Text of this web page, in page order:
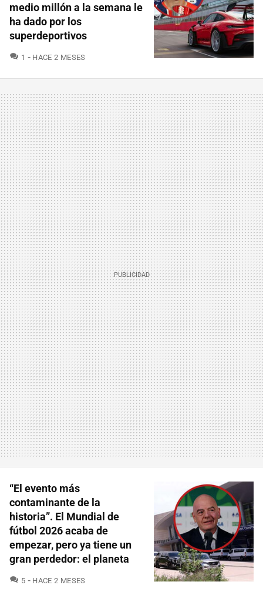
medio millón a la semana le
ha dado por los
superdeportivos
1 COMENTARIOS
HACE 2 MESES
“El evento más
contaminante de la
historia”. El Mundial de
fútbol 2026 acaba de
empezar, pero ya tiene un
gran perdedor: el planeta
5 COMENTARIOS
HACE 2 MESES